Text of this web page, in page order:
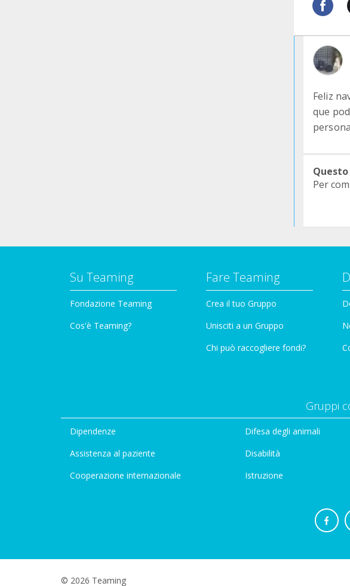
Feliz
que
Per
Su Teaming
Fondazione Teaming
Cos'è Teaming?
Fare Teaming
Crea il tuo Gruppo
Unisciti a un Gruppo
Chi può raccogliere fondi?
Gruppi
Dipendenze
Assistenza al paziente
Cooperazione internazionale
Difesa degli animali
Disabilità
Istruzione
© 2026 Teaming